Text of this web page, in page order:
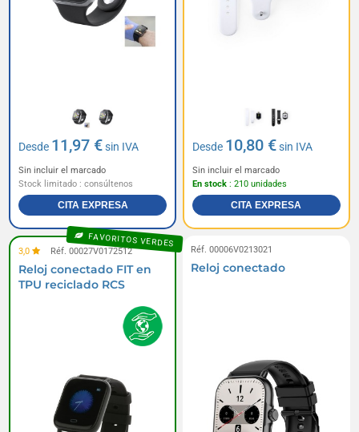
Desde 11,97 €sin IVA
Sin incluir el marcado
Stock limitado : consúltenos
CITA EXPRESA
Desde 10,80 €sin IVA
Sin incluir el marcado
En stock : 210 unidades
CITA EXPRESA
FAVORITOS VERDES
3,0 Réf. 00027V0172512
Reloj conectado FIT en
TPU reciclado RCS
Réf. 00006V0213021
Reloj conectado